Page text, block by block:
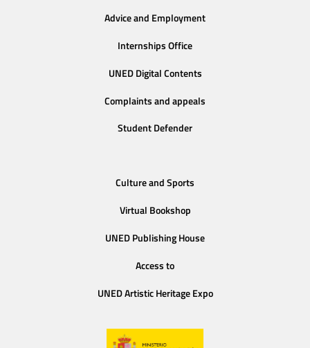
Advice and Employment
Internships Office
UNED Digital Contents
Complaints and appeals
Student Defender
Culture and Sports
Virtual Bookshop
UNED Publishing House
Access to
UNED Artistic Heritage Expo